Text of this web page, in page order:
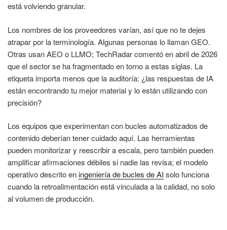
está volviendo granular.
Los nombres de los proveedores varían, así que no te dejes
atrapar por la terminología. Algunas personas lo llaman GEO.
Otras usan AEO o LLMO; TechRadar comentó en abril de 2026
que el sector se ha fragmentado en torno a estas siglas. La
etiqueta importa menos que la auditoría: ¿las respuestas de IA
están encontrando tu mejor material y lo están utilizando con
precisión?
Los equipos que experimentan con bucles automatizados de
contenido deberían tener cuidado aquí. Las herramientas
pueden monitorizar y reescribir a escala, pero también pueden
amplificar afirmaciones débiles si nadie las revisa; el modelo
operativo descrito eningeniería de bucles de AI solo funciona
cuando la retroalimentación está vinculada a la calidad, no solo
al volumen de producción.